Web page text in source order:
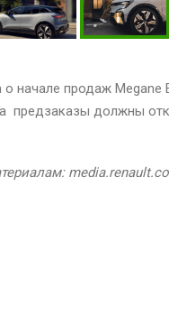
начале продаж Megane
а предзаказы должны